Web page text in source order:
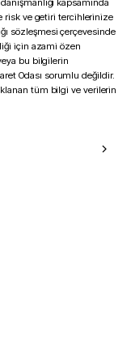
kapsamında
risk ve getiri tercihlerinize
sözleşmesi çerçevesinde
için azami özen
bu bilgilerin
Odası sorumlu değildir.
tüm bilgi ve verilerin